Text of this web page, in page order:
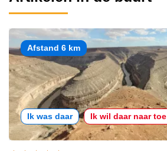
Afstand 6 km
Ik was daar Ik wil daar naar toe